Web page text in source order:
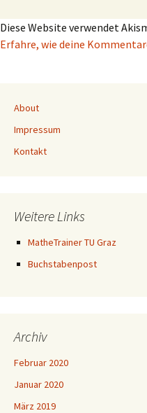
Diese Website verwendet
Erfahre, wie deine
About
Impressum
Kontakt
Weitere Links
MatheTrainer TU Graz
Buchstabenpost
Archiv
Februar 2020
Januar 2020
März 2019